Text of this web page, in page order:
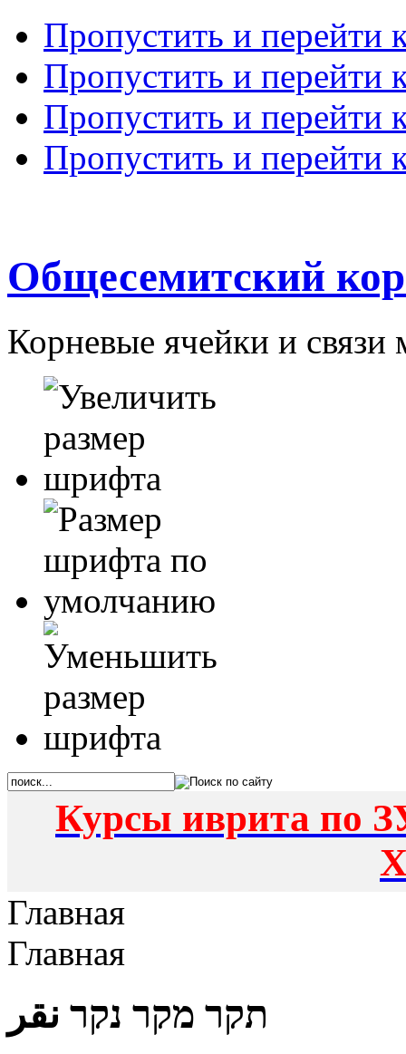
Пропустить и перейти
Пропустить и перейти
Пропустить и перейти
Пропустить и перейти
Общесемитский
Корневые ячейки и
Курсы иврита по
Главная
Главная
תקר מקר נקר نقر